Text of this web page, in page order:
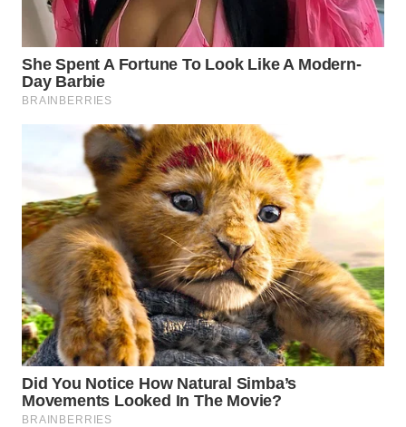
WN
SULSEL
WN
GORONTALO
SULUT
WN
MALUKU
WN
MALUT
WN
DAIRI